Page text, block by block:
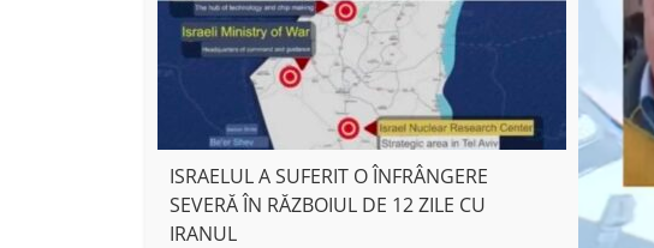
ISRAELUL A SUFERIT O ÎNFRÂNGERE
SEVERĂ ÎN RĂZBOIUL DE 12 ZILE CU
IRANUL